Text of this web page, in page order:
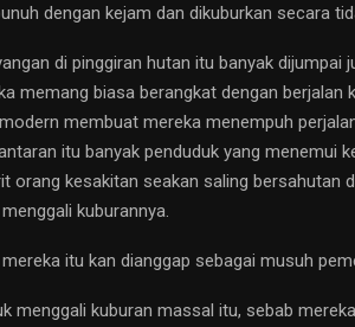
dengan kejam dan dikuburkan secara
di pinggiran hutan itu banyak
memang biasa berangkat dengan
membuat mereka menempuh
itu banyak penduduk yang menemui
orang kesakitan seakan saling bersahutan
kuburannya.
itu kan dianggap sebagai musuh
menggali kuburan massal itu, sebab